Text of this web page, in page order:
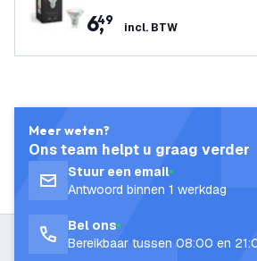
6,
49 incl. BTW
Meer weten?
Ons team helpt u graag verder
Stuur een email
Antwoord binnen 1 werkdag
Bel ons
Bereikbaar tussen 08:00 en